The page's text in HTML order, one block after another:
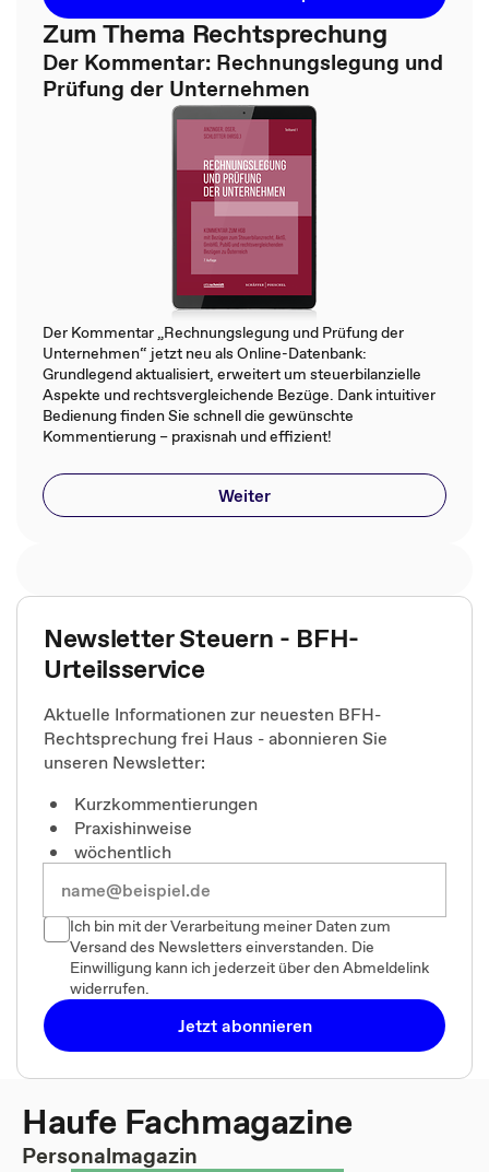
Zum Thema Rechtsprechung
Der Kommentar: Rechnungslegung und
Prüfung der Unternehmen
Der Kommentar „Rechnungslegung und Prüfung der
Unternehmen“ jetzt neu als Online-Datenbank:
Grundlegend aktualisiert, erweitert um steuerbilanzielle
Aspekte und rechtsvergleichende Bezüge. Dank intuitiver
Bedienung finden Sie schnell die gewünschte
Kommentierung – praxisnah und effizient!
Weiter
Newsletter Steuern - BFH-
Urteilsservice
Aktuelle Informationen zur neuesten BFH-
Rechtsprechung frei Haus - abonnieren Sie
unseren Newsletter:
Kurzkommentierungen
Praxishinweise
wöchentlich
Ich bin mit der Verarbeitung meiner Daten zum
Versand des Newsletters einverstanden. Die
Einwilligung kann ich jederzeit über den Abmeldelink
widerrufen.
Jetzt abonnieren
Haufe Fachmagazine
Personalmagazin